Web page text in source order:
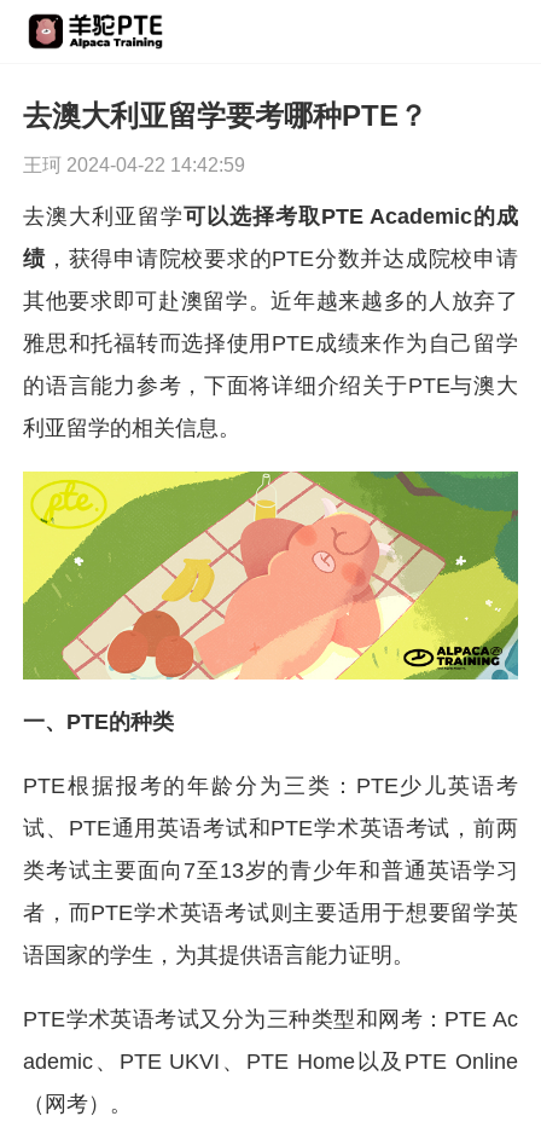
去澳大利亚留学要考哪种PTE？
王珂 2024-04-22 14:42:59
去澳大利亚留学可以选择考取PTE Academic的成
绩，获得申请院校要求的PTE分数并达成院校申请
其他要求即可赴澳留学。近年越来越多的人放弃了
雅思和托福转而选择使用PTE成绩来作为自己留学
的语言能力参考，下面将详细介绍关于PTE与澳大
利亚留学的相关信息。
一、PTE的种类
PTE根据报考的年龄分为三类：PTE少儿英语考
试、PTE通用英语考试和PTE学术英语考试，前两
类考试主要面向7至13岁的青少年和普通英语学习
者，而PTE学术英语考试则主要适用于想要留学英
语国家的学生，为其提供语言能力证明。
PTE学术英语考试又分为三种类型和网考：PTE Ac
ademic、PTE UKVI、PTE Home以及PTE Online
（网考）。